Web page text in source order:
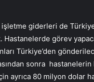
giderleri de
Hastanelerde görev
Türkiye’den
sonra hastanelerin
ayrıca 80 milyon dolar